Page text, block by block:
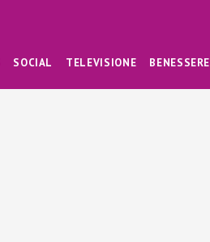
SOCIAL TELEVISIONE BENESSERE